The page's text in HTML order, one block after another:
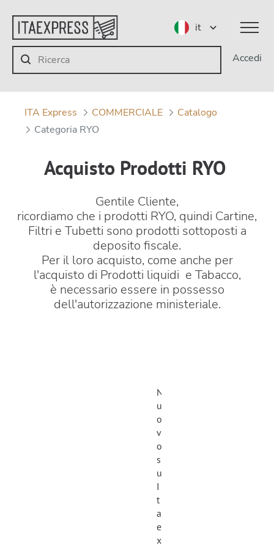
it
Accedi
ITA Express COMMERCIALE
Catalogo
Categoria RYO
Acquisto Prodotti RYO
Gentile Cliente,
ricordiamo che i prodotti RYO, quindi Cartine,
Filtri e Tubetti sono prodotti sottoposti a
deposito fiscale.
Per il loro acquisto, come anche per
l'acquisto di Prodotti liquidi e Tabacco,
è necessario essere in possesso
dell'autorizzazione ministeriale.
N
u
o
v
o
s
u
I
t
a
e
x